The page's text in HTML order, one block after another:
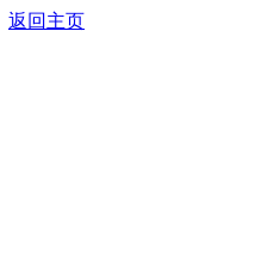
返回主页